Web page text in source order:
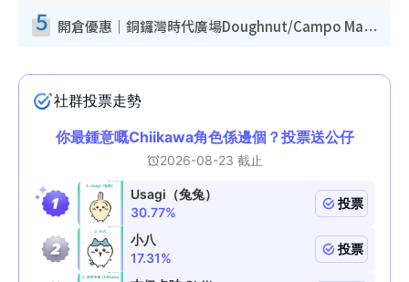
5 開倉優惠｜銅鑼灣時代廣場Doughnut/Campo Marzio開倉低至1折！背囊、書包、手袋劈價$200起